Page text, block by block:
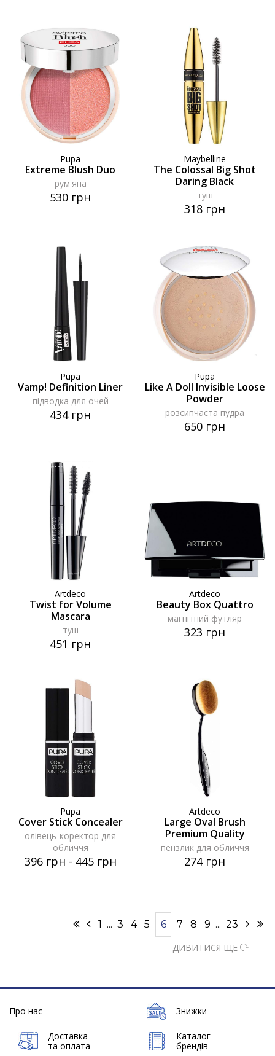
Pupa
Extreme Blush Duo
рум'яна
530 грн
Maybelline
The Colossal Big Shot
Daring Black
туш
318 грн
Pupa
Vamp! Definition Liner
підводка для очей
434 грн
Pupa
Like A Doll Invisible Loose
Powder
розсипчаста пудра
650 грн
Artdeco
Twist for Volume
Mascara
туш
451 грн
Artdeco
Beauty Box Quattro
магнітний футляр
323 грн
Pupa
Cover Stick Concealer
олівець-коректор для
обличчя
396 грн - 445 грн
Artdeco
Large Oval Brush
Premium Quality
пензлик для обличчя
274 грн
1 ... 3 4 5 6 7 8 9 ... 23
ДИВИТИСЯ ЩЕ
Про нас Знижки
Доставка
та оплата
Каталог
брендів